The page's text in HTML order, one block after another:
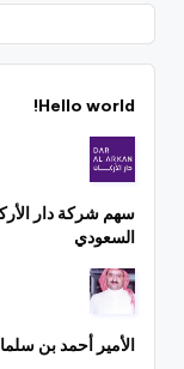
Hello world!
سهم شركة دار
السعودي
الأمير أحمد بن